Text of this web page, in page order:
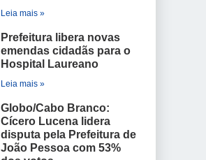
Leia mais »
Prefeitura libera novas
emendas cidadãs para o
Hospital Laureano
Leia mais »
Globo/Cabo Branco:
Cícero Lucena lidera
disputa pela Prefeitura de
João Pessoa com 53%